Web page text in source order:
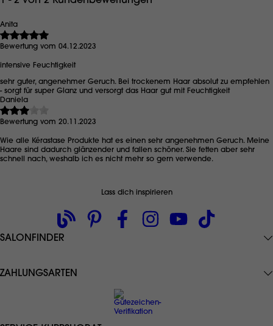
Anita
Bewertung vom 04.12.2023
intensive Feuchtigkeit
sehr guter, angenehmer Geruch. Bei trockenem Haar absolut zu empfehlen
- sorgt für super Glanz und versorgt das Haar gut mit Feuchtigkeit
Daniela
Bewertung vom 20.11.2023
Wie alle Kérastase Produkte hat es einen sehr angenehmen Geruch. Meine
Haare sind dadurch glänzender und fallen schöner. Sie fetten aber sehr
schnell nach, weshalb ich es nicht mehr so gern verwende.
Lass dich inspirieren
SALONFINDER
ZAHLUNGSARTEN